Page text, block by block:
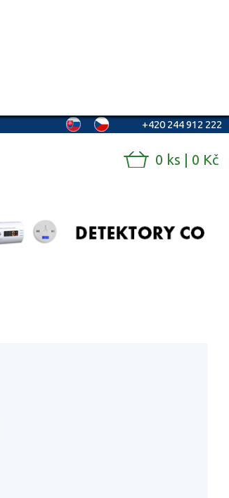
+420 244 912 222
0 ks | 0 Kč